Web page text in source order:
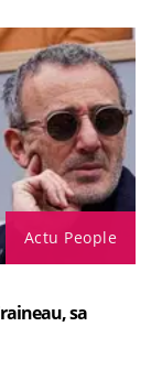
Actu People
sa